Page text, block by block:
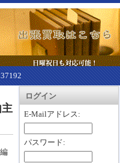
37192
カートを見る
ログイン
E-Mailアドレス:
パスワード: